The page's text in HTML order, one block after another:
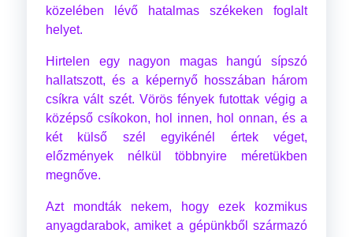
közelében lévő hatalmas székeken foglalt
helyet.
Hirtelen egy nagyon magas hangú sípszó
hallatszott, és a képernyő hosszában három
csíkra vált szét. Vörös fények futottak végig a
középső csíkokon, hol innen, hol onnan, és a
két külső szél egyikénél értek véget,
előzmények nélkül többnyire méretükben
megnőve.
Azt mondták nekem, hogy ezek kozmikus
anyagdarabok, amiket a gépünkből származó